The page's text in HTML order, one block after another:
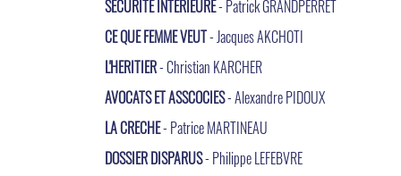
SECURITE INTERIEURE- Patrick GRANDPERRET
CE QUE FEMME VEUT- Jacques AKCHOTI
L'HERITIER- Christian KARCHER
AVOCATS ET ASSCOCIES- Alexandre PIDOUX
LA CRECHE- Patrice MARTINEAU
DOSSIER DISPARUS- Philippe LEFEBVRE